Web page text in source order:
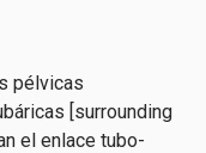
pélvicas
[surrounding
el enlace tubo-